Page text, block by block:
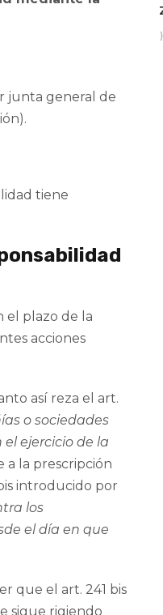
junta general de
tiene
el plazo de la
acciones
así reza el art.
o sociedades
ejercicio de la
a la prescripción
introducido por
los
el día en que
que el art. 241 bis
sigue rigiendo